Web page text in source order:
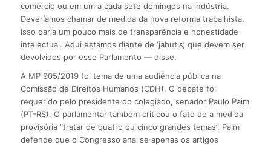
comércio ou em um a cada sete domingos na indústria.
Deveríamos chamar de medida da nova reforma trabalhista.
Isso daria um pouco mais de transparência e honestidade
intelectual. Aqui estamos diante de ‘jabutis’, que devem ser
devolvidos por esse Parlamento — disse.
A MP 905/2019 foi tema de uma audiência pública na
Comissão de Direitos Humanos (CDH). O debate foi
requerido pelo presidente do colegiado, senador Paulo Paim
(PT-RS). O parlamentar também criticou o fato de a medida
provisória “tratar de quatro ou cinco grandes temas”. Paim
defende que o Congresso analise apenas os artigos